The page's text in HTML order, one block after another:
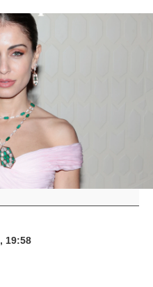
de su
"Estoy en el
mañana ni lo sé"
cauta a la hora
"No quiero
saber"
19:58